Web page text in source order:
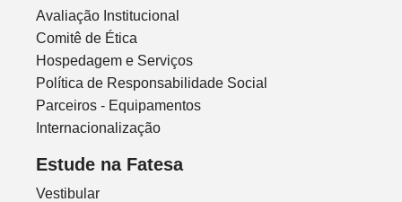
Avaliação Institucional
Comitê de Ética
Hospedagem e Serviços
Política de Responsabilidade Social
Parceiros - Equipamentos
Internacionalização
Estude na Fatesa
Vestibular